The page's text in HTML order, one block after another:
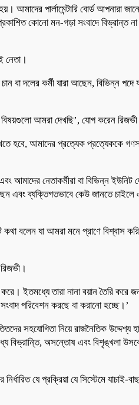
আমাদের পার্লামেন্টারি বোর্ড আপনারা
কোনো মন-গড়া সংবাদে বিভ্রান্ত না
নেতা।
বা দলের কর্মী যারা আছেন, বিভিন্ন পদে
আমরা দেখছি’, যোগ করেন
হবে, আমাদের প্রত্যেক প্রত্যেককে
নেতাকর্মীরা বা বিভিন্ন ইউনিট
ব্যক্তিগতভাবে কেউ জানতে চাইলে
বলেন যা আমরা মনে প্রাণে বিশ্বাস
ইতমধ্যে তারা নানা বয়ান তৈরি করে
পরিবেশন করছে বা করানো হচ্ছে।’
সহযোগিতা নিয়ে রাজনৈতিক উদ্দেশ্য
বিভ্রান্তি, অসন্তোষ এবং বিশৃঙ্খলা
যে প্রক্রিয়া যে সিস্টেমে যাচাই-